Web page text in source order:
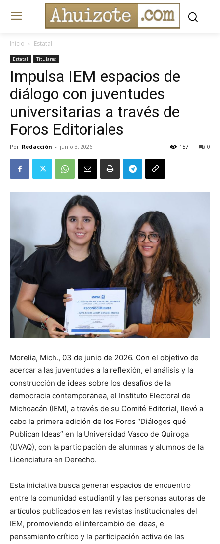
Inicio Estatal
Estatal Titulares
Impulsa IEM espacios de
diálogo con juventudes
universitarias a través de
Foros Editoriales
Por Redacción - junio 3, 2026 0
157
Morelia, Mich., 03 de junio de 2026. Con el objetivo de
acercar a las juventudes a la reflexión, el análisis y la
construcción de ideas sobre los desafíos de la
democracia contemporánea, el Instituto Electoral de
Michoacán (IEM), a través de su Comité Editorial, llevó a
cabo la primera edición de los Foros “Diálogos qué
Publican Ideas” en la Universidad Vasco de Quiroga
(UVAQ), con la participación de alumnas y alumnos de la
Licenciatura en Derecho.
Esta iniciativa busca generar espacios de encuentro
entre la comunidad estudiantil y las personas autoras de
artículos publicados en las revistas institucionales del
IEM, promoviendo el intercambio de ideas, el
pensamiento crítico y la participación activa de las